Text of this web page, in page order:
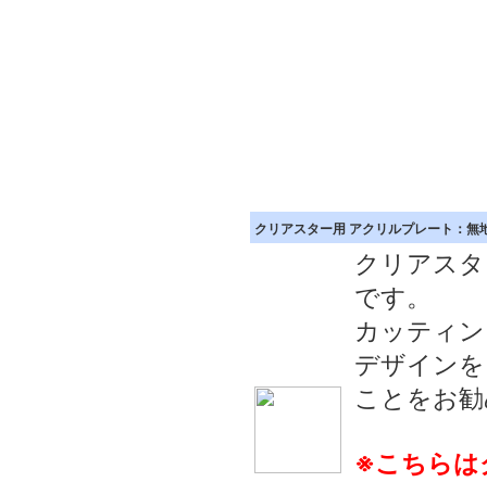
クリアスター用 アクリルプレート：
クリアス
です。
カッティ
デザイン
ことをお
※こちらは